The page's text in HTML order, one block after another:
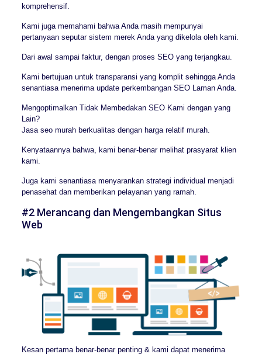
komprehensif.
Kami juga memahami bahwa Anda masih mempunyai
pertanyaan seputar sistem merek Anda yang dikelola oleh kami.
Dari awal sampai faktur, dengan proses SEO yang terjangkau.
Kami bertujuan untuk transparansi yang komplit sehingga Anda
senantiasa menerima update perkembangan SEO Laman Anda.
Mengoptimalkan Tidak Membedakan SEO Kami dengan yang
Lain?
Jasa seo murah berkualitas dengan harga relatif murah.
Kenyataannya bahwa, kami benar-benar melihat prasyarat klien
kami.
Juga kami senantiasa menyarankan strategi individual menjadi
penasehat dan memberikan pelayanan yang ramah.
#2 Merancang dan Mengembangkan Situs
Web
Kesan pertama benar-benar penting & kami dapat menerima